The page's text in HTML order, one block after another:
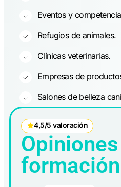
Eventos y
Refugios de animales.
Clínicas veterinarias.
Empresas de
Salones de belleza
4,5/5 valoración
formación